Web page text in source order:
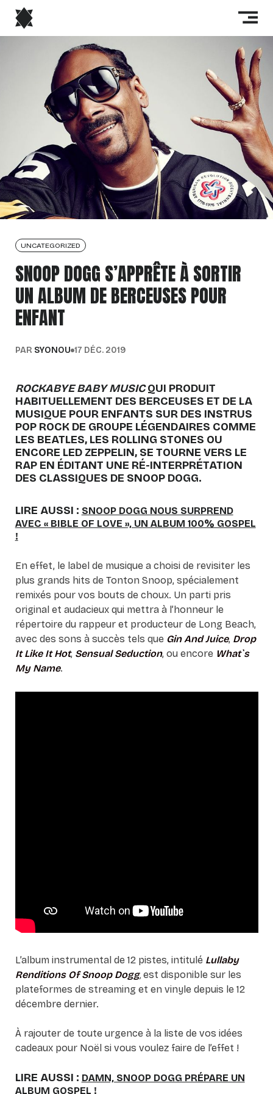
UNCATEGORIZED
SNOOP DOGG S’APPRÊTE À SORTIR
UN ALBUM DE BERCEUSES POUR
ENFANT
PAR SYONOU 17 DÉC. 2019
ROCKABYE BABY MUSICQUI PRODUIT
HABITUELLEMENT DES BERCEUSES ET DE LA
MUSIQUE POUR ENFANTS SUR DES INSTRUS
POP ROCK DE GROUPE LÉGENDAIRES COMME
LES BEATLES, LES ROLLING STONES OU
ENCORE LED ZEPPELIN, SE TOURNE VERS LE
RAP EN ÉDITANT UNE RÉ-INTERPRÉTATION
DES CLASSIQUES DE SNOOP DOGG.
LIRE AUSSI : SNOOP DOGG NOUS SURPREND
AVEC « BIBLE OF LOVE », UN ALBUM 100% GOSPEL
!
En effet, le label de musique a choisi de revisiter les
plus grands hits de Tonton Snoop, spécialement
remixés pour vos bouts de choux. Un parti pris
original et audacieux qui mettra à l’honneur le
répertoire du rappeur et producteur de Long Beach,
avec des sons à succès tels que Gin And Juice, Drop
It Like It Hot, Sensual Seduction, ou encore What`s
My Name.
L’album instrumental de 12 pistes, intitulé Lullaby
Renditions Of Snoop Dogg,est disponible sur les
plateformes de streaming et en vinyle depuis le 12
décembre dernier.
À rajouter de toute urgence à la liste de vos idées
cadeaux pour Noël si vous voulez faire de l’effet !
LIRE AUSSI : DAMN, SNOOP DOGG PRÉPARE UN
ALBUM GOSPEL !